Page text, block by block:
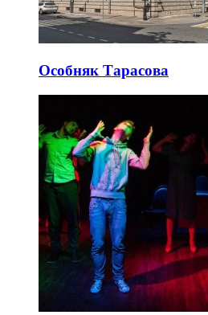
Особняк Тарасова